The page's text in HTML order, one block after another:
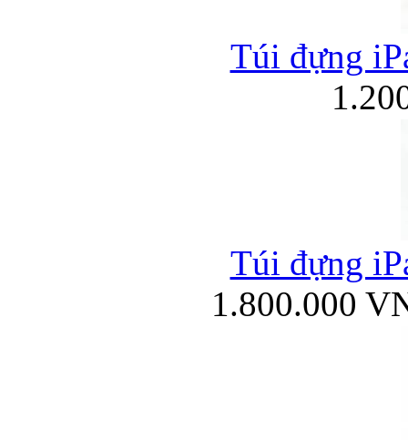
Túi đựng
Túi đựng
1.800.000